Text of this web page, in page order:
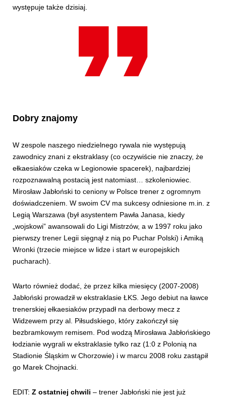
występuje także dzisiaj.
Dobry znajomy
W zespole naszego niedzielnego rywala nie występują
zawodnicy znani z ekstraklasy (co oczywiście nie znaczy, że
ełkaesiaków czeka w Legionowie spacerek), najbardziej
rozpoznawalną postacią jest natomiast… szkoleniowiec.
Mirosław Jabłoński to ceniony w Polsce trener z ogromnym
doświadczeniem. W swoim CV ma sukcesy odniesione m.in. z
Legią Warszawa (był asystentem Pawła Janasa, kiedy
„wojskowi” awansowali do Ligi Mistrzów, a w 1997 roku jako
pierwszy trener Legii sięgnął z nią po Puchar Polski) i Amiką
Wronki (trzecie miejsce w lidze i start w europejskich
pucharach).
Warto również dodać, że przez kilka miesięcy (2007-2008)
Jabłoński prowadził w ekstraklasie ŁKS. Jego debiut na ławce
trenerskiej ełkaesiaków przypadł na derbowy mecz z
Widzewem przy al. Piłsudskiego, który zakończył się
bezbramkowym remisem. Pod wodzą Mirosława Jabłońskiego
łodzianie wygrali w ekstraklasie tylko raz (1:0 z Polonią na
Stadionie Śląskim w Chorzowie) i w marcu 2008 roku zastąpił
go Marek Chojnacki.
EDIT: Z ostatniej chwili – trener Jabłoński nie jest już